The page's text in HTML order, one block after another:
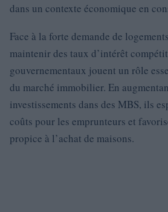
dans un contexte économique en
Face à la forte demande de
maintenir des taux d’intérêt
gouvernementaux jouent un rôle
du marché immobilier. En
investissements dans des MBS, ils
coûts pour les emprunteurs et
propice à l’achat de maisons.